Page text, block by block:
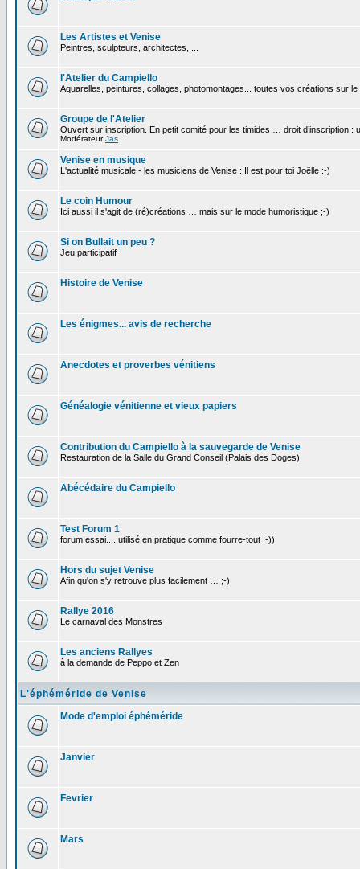
Les Artistes et Venise
Peintres, sculpteurs, architectes, ...
l'Atelier du Campiello
Aquarelles, peintures, collages, photomontages... toutes vos créations sur le
Groupe de l'Atelier
Ouvert sur inscription. En petit comité pour les timides … droit d’inscription :
ModérateurJas
Venise en musique
L'actualité musicale - les musiciens de Venise : Il est pour toi Joëlle :-)
Le coin Humour
Ici aussi il s'agit de (ré)créations … mais sur le mode humoristique ;-)
Si on Bullait un peu ?
Jeu participatif
Histoire de Venise
Les énigmes... avis de recherche
Anecdotes et proverbes vénitiens
Généalogie vénitienne et vieux papiers
Contribution du Campiello à la sauvegarde de Venise
Restauration de la Salle du Grand Conseil (Palais des Doges)
Abécédaire du Campiello
Test Forum 1
forum essai.... utilisé en pratique comme fourre-tout :-))
Hors du sujet Venise
Afin qu'on s'y retrouve plus facilement … ;-)
Rallye 2016
Le carnaval des Monstres
Les anciens Rallyes
à la demande de Peppo et Zen
L'éphéméride de Venise
Mode d'emploi éphéméride
Janvier
Fevrier
Mars